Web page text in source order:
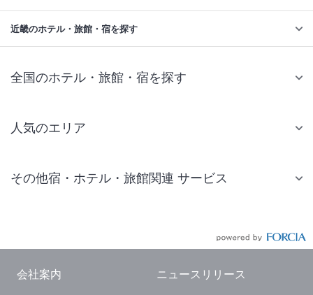
近畿のホテル・旅館・宿を探す
全国のホテル・旅館・宿を探す
人気のエリア
仙台 ホテル
東京ドーム ホテル
その他宿・ホテル・旅館関連 サービス
会社案内 ニュースリリース